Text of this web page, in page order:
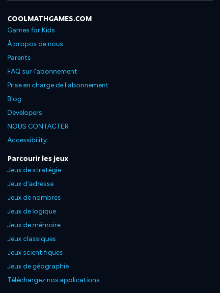
COOLMATHGAMES.COM
Games for Kids
À propos de nous
Parents
FAQ sur l'abonnement
Prise en charge de l'abonnement
Blog
Developers
NOUS CONTACTER
Accessibility
Parcourir les jeux
Jeux de stratégie
Jeux d'adresse
Jeux de nombres
Jeux de logique
Jeux de mémoire
Jeux classiques
Jeux scientifiques
Jeux de géographie
Téléchargez nos applications